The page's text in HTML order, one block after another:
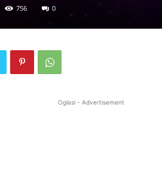
756 0
Oglasi - Advertisement